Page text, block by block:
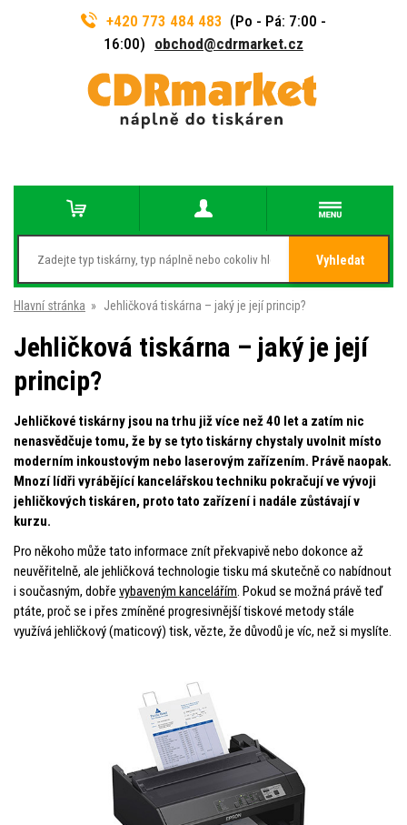
+420 773 484 483 (Po - Pá: 7:00 -
16:00) obchod@cdrmarket.cz
Vyhledat
Hlavní stránka » Jehličková tiskárna – jaký je její princip?
Jehličková tiskárna – jaký je její
princip?
Jehličkové tiskárny jsou na trhu již více než 40 let a zatím nic
nenasvědčuje tomu, že by se tyto tiskárny chystaly uvolnit místo
moderním inkoustovým nebo laserovým zařízením. Právě naopak.
Mnozí lídři vyrábějící kancelářskou techniku ​​pokračují ve vývoji
jehličkových tiskáren, proto tato zařízení i nadále zůstávají v
kurzu.
Pro někoho může tato informace znít překvapivě nebo dokonce až
neuvěřitelně, ale jehličková technologie tisku má skutečně co nabídnout
i současným, dobře vybaveným kancelářím. Pokud se možná právě teď
ptáte, proč se i přes zmíněné progresivnější tiskové metody stále
využívá jehličkový (maticový) tisk, vězte, že důvodů je víc, než si myslíte.